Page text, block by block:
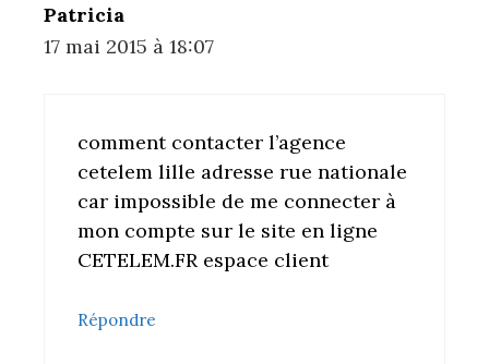
Patricia
17 mai 2015 à 18:07
comment contacter l’agence
cetelem lille adresse rue nationale
car impossible de me connecter à
mon compte sur le site en ligne
CETELEM.FR espace client
Répondre